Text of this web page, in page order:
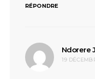
RÉPONDRE
Ndorere
19